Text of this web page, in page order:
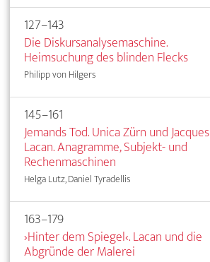
127–143
Die Diskursanalysemaschine.
Heimsuchung des blinden Flecks
Philipp von Hilgers
145–161
Jemands Tod. Unica Zürn und Jacques
Lacan. Anagramme, Subjekt- und
Rechenmaschinen
Helga Lutz, Daniel Tyradellis
163–179
›Hinter dem Spiegel‹. Lacan und die
Abgründe der Malerei